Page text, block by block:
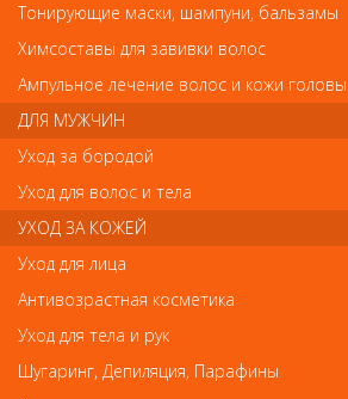
Dewal Плойка спиральная Spiral Pro
Dewal Плойка спиральная
20мм
Арт.03-74
1 386р.-
Нет в наличии
В закладки Как оплатить? Как
Тонирующие маски, шампуни, бальзамы
Химсоставы для завивки волос
Ампульное лечение волос и кожи головы
ДЛЯ МУЖЧИН
Уход за бородой
Уход для волос и тела
УХОД ЗА КОЖЕЙ
Уход для лица
Антивозрастная косметика
Уход для тела и рук
Шугаринг, Депиляция, Парафины